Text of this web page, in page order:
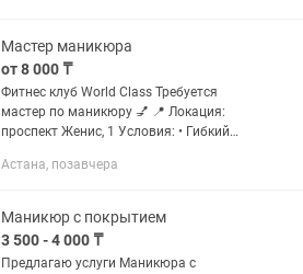
номеру 🎀
Мастер маникюра
от 8 000 ₸
Фитнес клуб World Class Требуется
мастер по маникюру 💅 📍 Локация:
проспект Женис, 1 Условия: • Гибкий
Оплата: 60/40, стоимость услуги от
Астана, позавчера
Маникюр с покрытием
3 500 - 4 000 ₸
Предлагаю услуги Маникюра с